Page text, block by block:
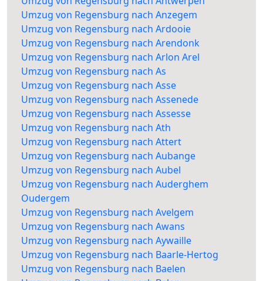
Umzug von Regensburg nach Anzegem
Umzug von Regensburg nach Ardooie
Umzug von Regensburg nach Arendonk
Umzug von Regensburg nach Arlon Arel
Umzug von Regensburg nach As
Umzug von Regensburg nach Asse
Umzug von Regensburg nach Assenede
Umzug von Regensburg nach Assesse
Umzug von Regensburg nach Ath
Umzug von Regensburg nach Attert
Umzug von Regensburg nach Aubange
Umzug von Regensburg nach Aubel
Umzug von Regensburg nach Auderghem
Oudergem
Umzug von Regensburg nach Avelgem
Umzug von Regensburg nach Awans
Umzug von Regensburg nach Aywaille
Umzug von Regensburg nach Baarle-Hertog
Umzug von Regensburg nach Baelen